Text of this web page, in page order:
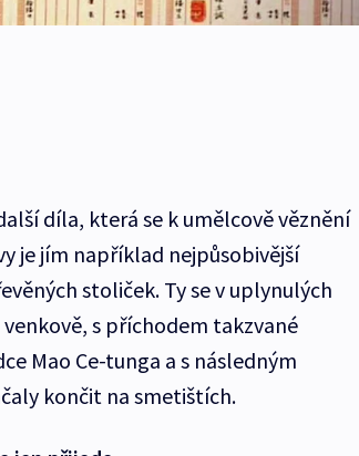
díla, která se k umělcově věznění
je jím například nejpůsobivější
stoliček. Ty se v uplynulých
s příchodem takzvané
Mao Ce-tunga a s následným
končit na smetištích.